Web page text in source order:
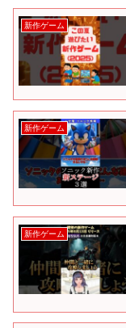
新作ゲーム
新作ゲーム
新作ゲーム